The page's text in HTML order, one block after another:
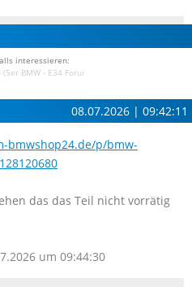
interessieren:
(5er BMW - E34 Forum)
08.07.2026 | 09:42:11
bmwshop24.de/p/bmw-
das das Teil nicht vorrätig
um 09:44:30